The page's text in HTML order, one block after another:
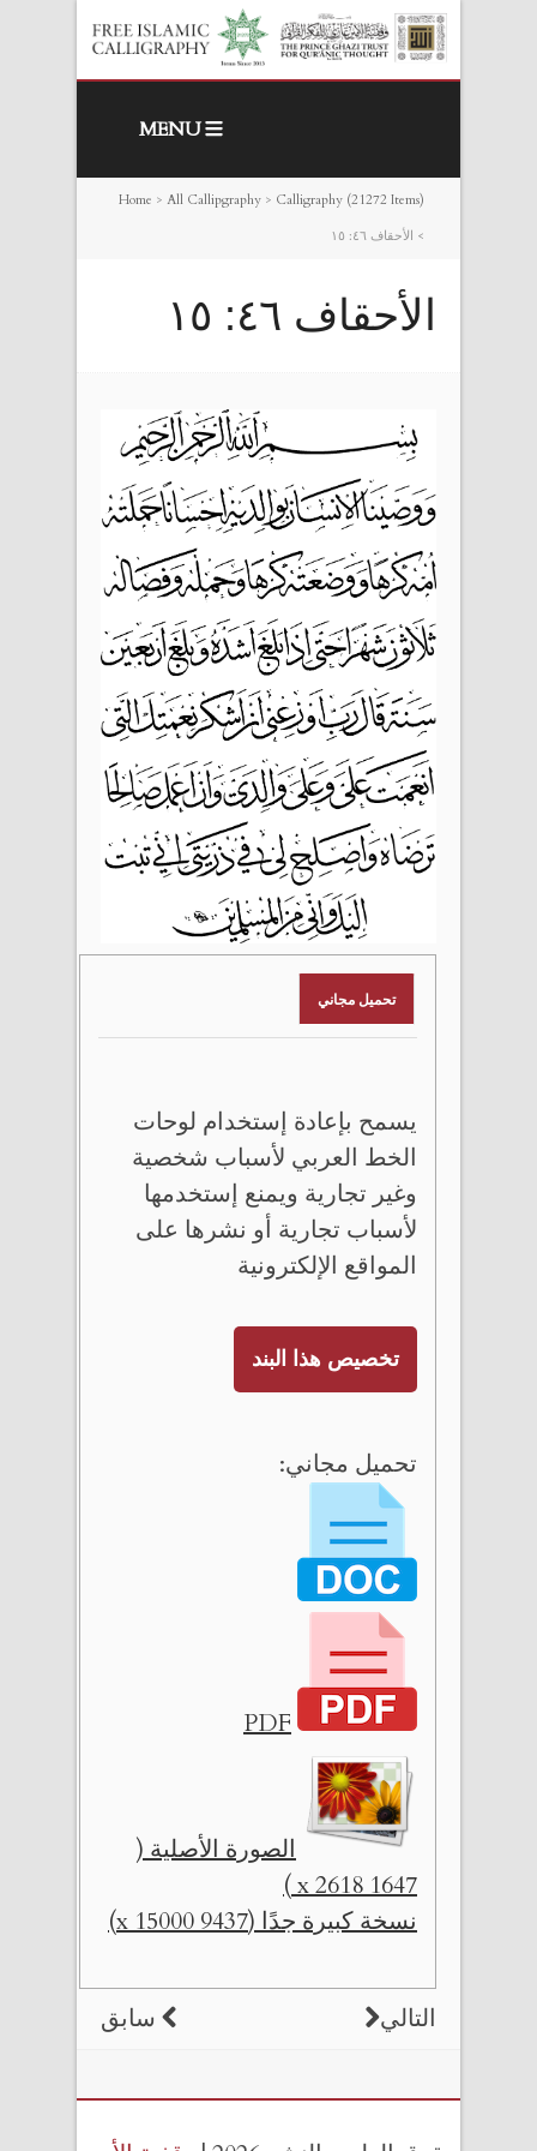
MENU
Home > All Callipgraphy > Calligraphy (21272 Items)
> الأحقاف ٤٦: ١٥
الأحقاف ٤٦: ١٥
تحميل مجاني
يسمح بإعادة إستخدام لوحات
الخط العربي لأسباب شخصية
وغير تجارية ويمنع إستخدمها
لأسباب تجارية أو نشرها على
المواقع الإلكترونية
تخصيص هذا البند
تحميل مجاني:
PDF
الصورة الأصلية (
1647 x 2618 )
نسخة كبيرة جدًا (9437 x 15000)
سابق التالي